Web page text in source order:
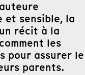
et sensible, la
récit à la
les
pour assurer le
parents.